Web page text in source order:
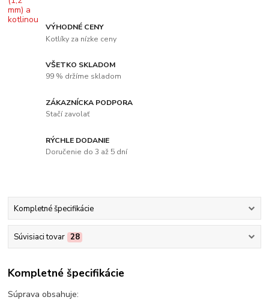
VÝHODNÉ CENY
Kotlíky za nízke ceny
VŠETKO SKLADOM
99 % držíme skladom
ZÁKAZNÍCKA PODPORA
Stačí zavolať
RÝCHLE DODANIE
Doručenie do 3 až 5 dní
Kompletné špecifikácie
Súvisiaci tovar 28
Kompletné špecifikácie
Súprava obsahuje: